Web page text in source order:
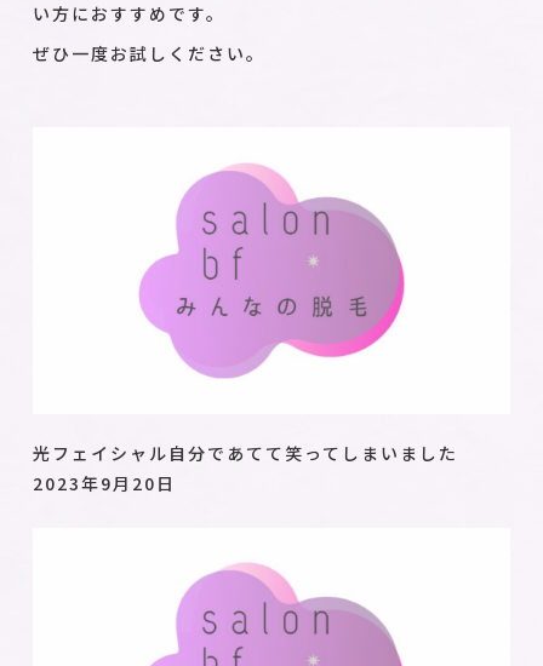
い方におすすめです。
ぜひ一度お試しください。
光フェイシャル自分であてて笑ってしまいました
2023年9月20日